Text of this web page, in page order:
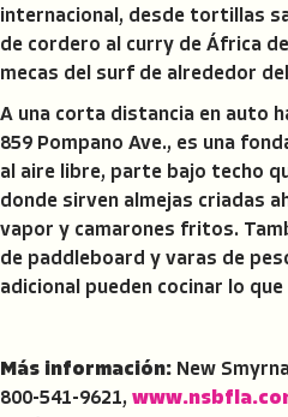
internacional, desde tortillas
de cordero al curry de África
mecas del surf de alrededor
A una corta distancia en auto
859 Pompano Ave., es una
al aire libre, parte bajo techo
donde sirven almejas criadas
vapor y camarones fritos.
de paddleboard y varas de
adicional pueden cocinar lo
Más información: New
800-541-9621,